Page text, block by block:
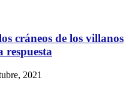
cráneos de los villanos
respuesta
2021